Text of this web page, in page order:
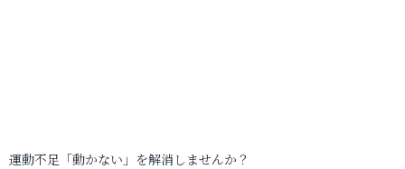
運動不足「動かない」を解消しませんか？